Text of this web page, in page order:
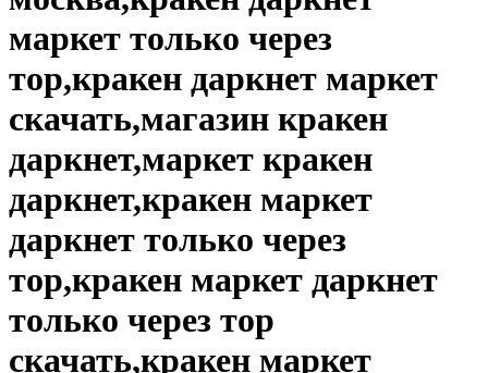
маркет только через
тор,кракен даркнет маркет
скачать,магазин кракен
даркнет,маркет кракен
даркнет,кракен маркет
даркнет только через
тор,кракен маркет даркнет
только через тор
скачать,кракен маркет